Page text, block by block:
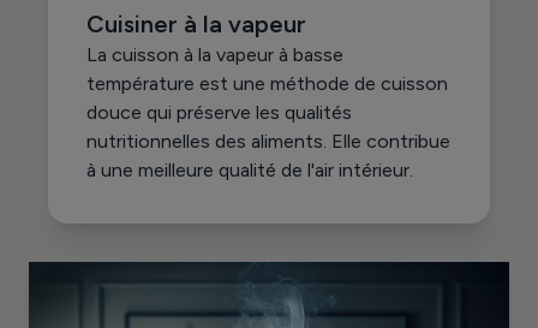
Cuisiner à la vapeur
La cuisson à la vapeur à basse
température est une méthode de cuisson
douce qui préserve les qualités
nutritionnelles des aliments. Elle contribue
à une meilleure qualité de l'air intérieur.